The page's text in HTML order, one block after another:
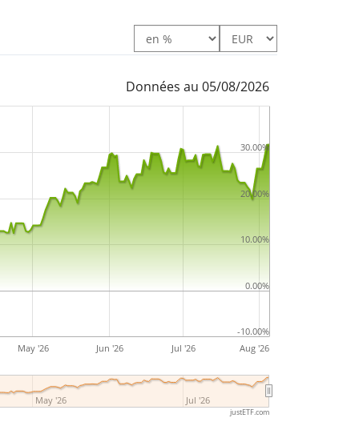
Données au 05/08/2026
May '26 Jun '26 Jul '26 Aug '26
May '26 Jul '26
-10.00%
0.00%
10.00%
20.00%
30.00%
justETF.com